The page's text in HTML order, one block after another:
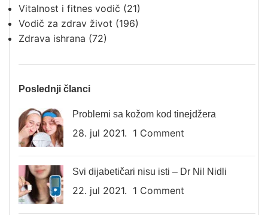
Vitalnost i fitnes vodič (21)
Vodič za zdrav život (196)
Zdrava ishrana (72)
Poslednji članci
Problemi sa kožom kod tinejdžera
28. jul 2021. 1 Comment
Svi dijabetičari nisu isti – Dr Nil Nidli
22. jul 2021. 1 Comment